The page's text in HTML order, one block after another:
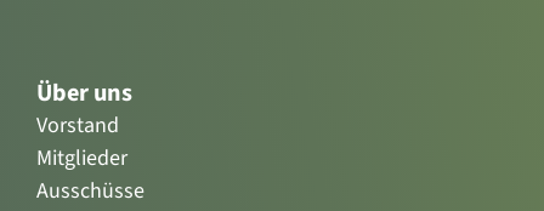
Über uns
Vorstand
Mitglieder
Ausschüsse